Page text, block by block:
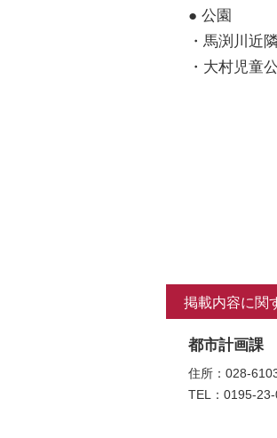
● 公園
・馬渕川近
・大村児童
掲載内容に関
都市計画課
住所：028-
TEL：0195-